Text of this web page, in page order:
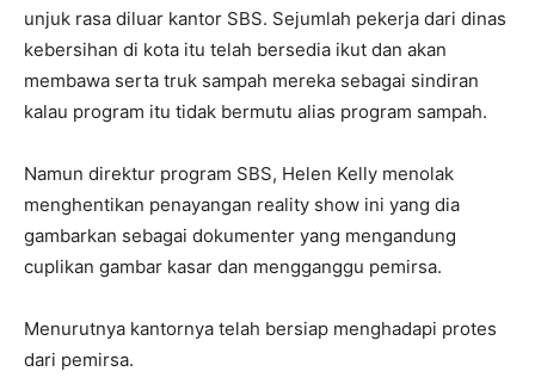
unjuk rasa diluar kantor SBS. Sejumlah pekerja dari dinas
kebersihan di kota itu telah bersedia ikut dan akan
membawa serta truk sampah mereka sebagai sindiran
kalau program itu tidak bermutu alias program sampah.
Namun direktur program SBS, Helen Kelly menolak
menghentikan penayangan reality show ini yang dia
gambarkan sebagai dokumenter yang mengandung
cuplikan gambar kasar dan mengganggu pemirsa.
Menurutnya kantornya telah bersiap menghadapi protes
dari pemirsa.